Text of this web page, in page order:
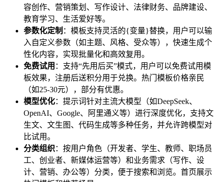
容创作、营销策划、写作设计、法律财务、品牌建设、
教育学习、生活爱好等。
参数化定制 ：模板支持灵活的{变量}替换，用户可以输
入自定义参数（如主题、风格、受众等），快速生成个
性化内容，实现批量化和高效复用。
免费试用 ：支持“先用后买”模式，用户可以免费试用模
板效果，注册后送积分用于兑换。热门模板价格亲民
（如25-30元），部分有优惠。
模型优化：提示词针对主流大模型（如DeepSeek、
OpenAI、Google、阿里通义等）进行深度优化，支持文
生文、文生图、代码生成等多种任务，并允许跨模型对
比试用。
分类组织 ：按用户角色（开发者、学生、教师、职场员
工、创业者、新媒体运营等）和业务需求（写作、设
计、营销、办公等）分类，便于搜索和浏览。首页展示